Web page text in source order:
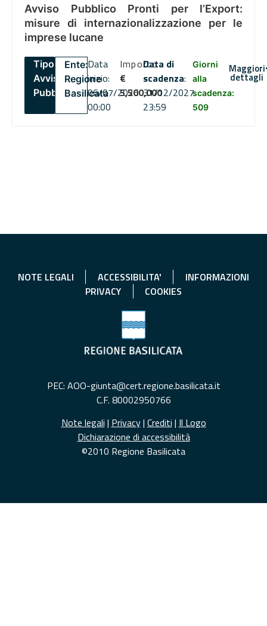
Avviso Pubblico Pronti per l’Export:
misure di internazionalizzazione per le
imprese lucane
Tipo:
Avviso
Pubblico
Ente:
Regione
Basilicata
Data
inizio:
06/07/2026
00:00
Importo
€
5,500,000
Data di
scadenza:
31/12/2027
23:59
Giorni
alla
scadenza:
509
Maggiori
dettagli
NOTE LEGALI ACCESSIBILITA'
INFORMAZIONI
PRIVACY
COOKIES
PEC: AOO-giunta@cert.regione.basilicata.it
C.F. 80002950766
Note legali | Privacy| Crediti | Il Logo
Dichiarazione di accessibilità
©2010 Regione Basilicata